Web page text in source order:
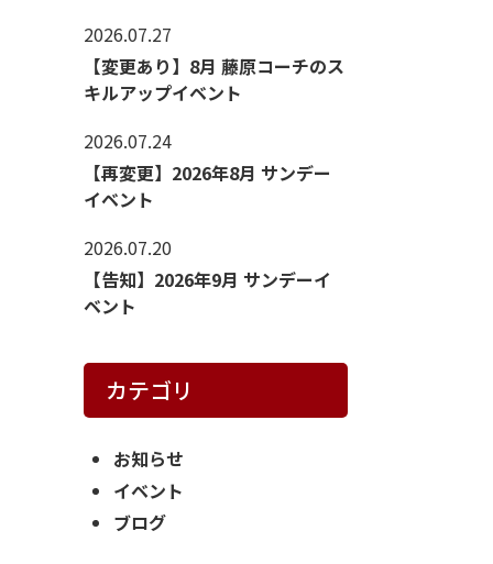
2026.07.27
【変更あり】8月 藤原コーチのス
キルアップイベント
2026.07.24
【再変更】2026年8月 サンデー
イベント
2026.07.20
【告知】2026年9月 サンデーイ
ベント
カテゴリ
お知らせ
イベント
ブログ